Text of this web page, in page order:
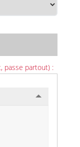
passe partout) :